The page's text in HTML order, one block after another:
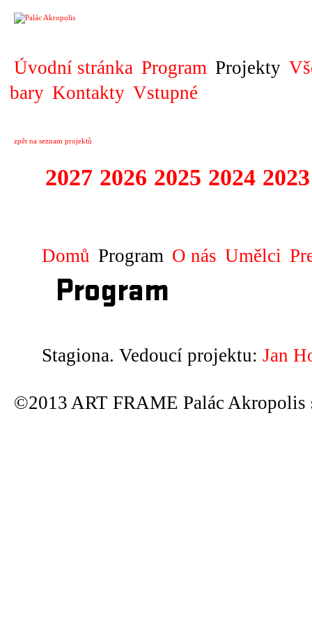
Úvodní stránka Program Projekty
bary Kontakty Vstupné
zpět na seznam projektů
2027 2026 2025 2024 2023
Domů Program O nás Umělci
Program
Stagiona. Vedoucí projektu: Jan
©2013 ART FRAME Palác Akropolis